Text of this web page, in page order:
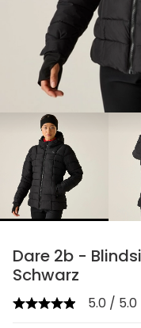
Dare 2b -
Schwarz
5.0 / 5.0